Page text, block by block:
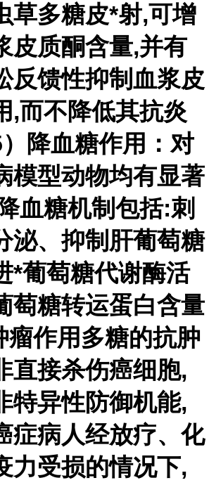
草多糖皮*射,可增
皮质酮含量,并有
反馈性抑制血浆皮
,而不降低其抗炎
降血糖作用：对
模型动物均有显著
血糖机制包括:刺
泌、抑制肝葡萄糖
*葡萄糖代谢酶活
萄糖转运蛋白含量
瘤作用多糖的抗肿
直接杀伤癌细胞,
特异性防御机能,
症病人经放疗、化
力受损的情况下,